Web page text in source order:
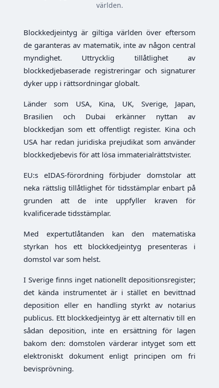
världen.
Blockkedjeintyg är giltiga världen över eftersom
de garanteras av matematik, inte av någon central
myndighet. Uttrycklig tillåtlighet av
blockkedjebaserade registreringar och signaturer
dyker upp i rättsordningar globalt.
Länder som USA, Kina, UK, Sverige, Japan,
Brasilien och Dubai erkänner nyttan av
blockkedjan som ett offentligt register. Kina och
USA har redan juridiska prejudikat som använder
blockkedjebevis för att lösa immaterialrättstvister.
EU:s eIDAS-förordning förbjuder domstolar att
neka rättslig tillåtlighet för tidsstämplar enbart på
grunden att de inte uppfyller kraven för
kvalificerade tidsstämplar.
Med expertutlåtanden kan den matematiska
styrkan hos ett blockkedjeintyg presenteras i
domstol var som helst.
I Sverige finns inget nationellt depositionsregister;
det kända instrumentet är i stället en bevittnad
deposition eller en handling styrkt av notarius
publicus. Ett blockkedjeintyg är ett alternativ till en
sådan deposition, inte en ersättning för lagen
bakom den: domstolen värderar intyget som ett
elektroniskt dokument enligt principen om fri
bevisprövning.